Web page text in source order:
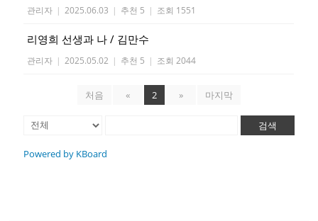
관리자 | 2025.06.03 | 추천 5 | 조회 1551
리영희 선생과 나 / 김만수
관리자 | 2025.05.02 | 추천 5 | 조회 2044
처음 « 2 » 마지막
검색
Powered by KBoard